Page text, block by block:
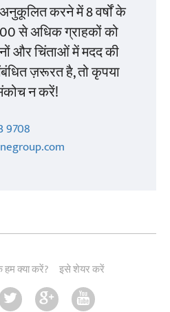
करने में 8 वर्षों के
से अधिक ग्राहकों को
और चिंताओं में मदद की
ज़रूरत है, तो कृपया
न करें!
9708
क्या करें? इसे शेयर करें